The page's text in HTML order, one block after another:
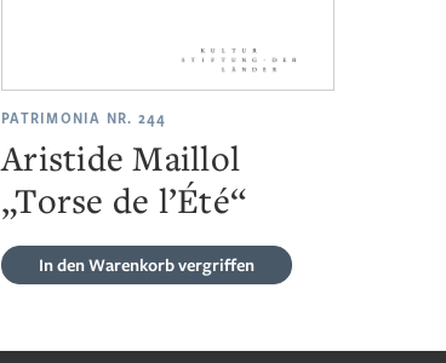
PATRIMONIA NR. 244
Aristide Maillol
„Torse de l’Été“
In den Warenkorbvergriffen